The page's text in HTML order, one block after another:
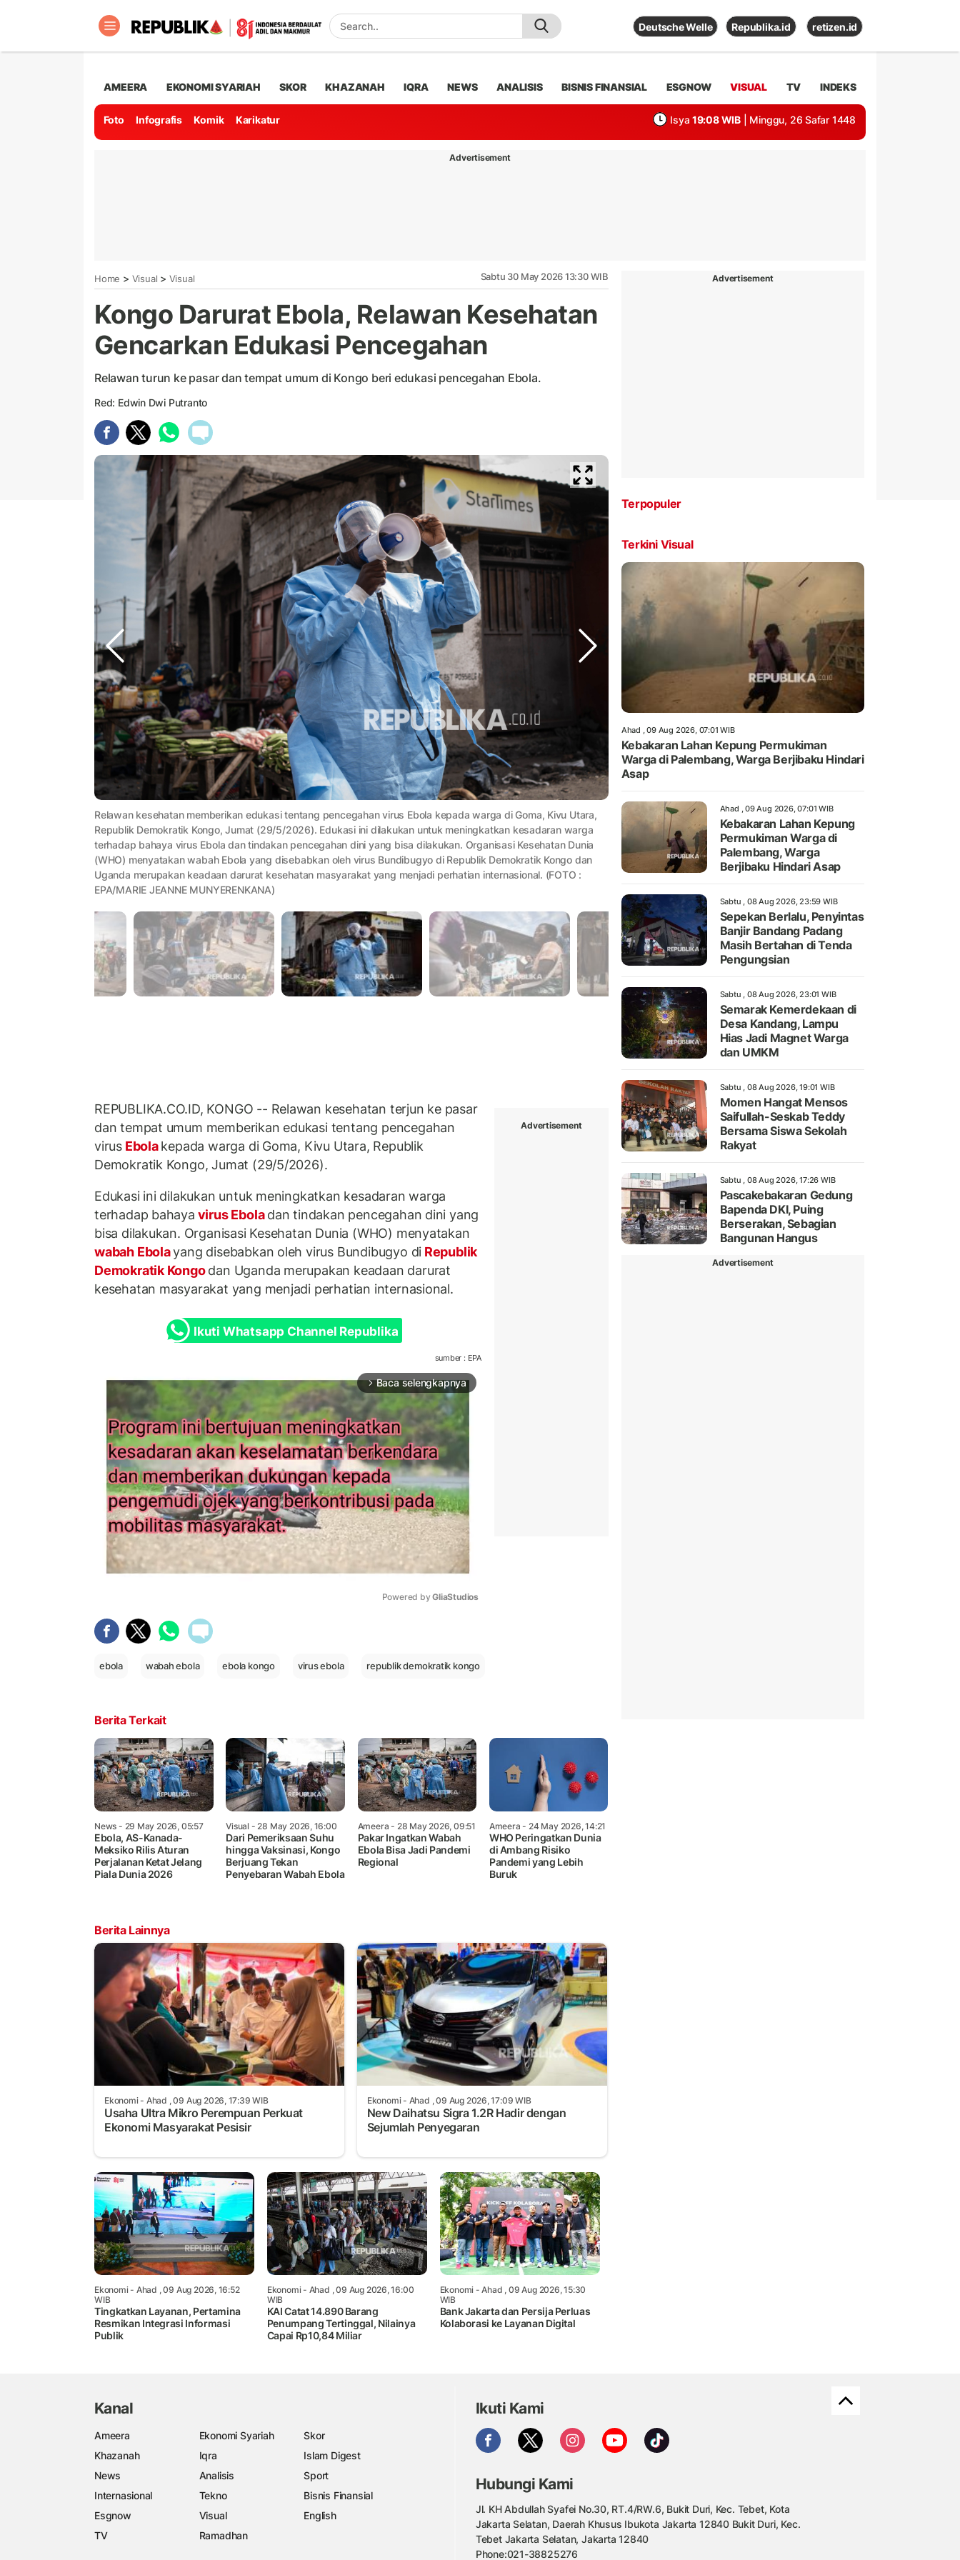
Deutsche Welle Republika.id retizen.id
AMEERA EKONOMI SYARIAH SKOR KHAZANAH IQRA NEWS ANALISIS BISNIS FINANSIAL ESGNOW VISUAL TV INDEKS
Foto Infografis Komik Karikatur Isya 19:08 WIB | Minggu, 26 Safar 1448
Advertisement
Home > Visual > Visual Sabtu 30 May 2026 13:30 WIB
Kongo Darurat Ebola, Relawan Kesehatan
Gencarkan Edukasi Pencegahan
Relawan turun ke pasar dan tempat umum di Kongo beri edukasi pencegahan Ebola.
Red: Edwin Dwi Putranto
Relawan kesehatan memberikan edukasi tentang pencegahan virus Ebola kepada warga di Goma, Kivu Utara,
Republik Demokratik Kongo, Jumat (29/5/2026). Edukasi ini dilakukan untuk meningkatkan kesadaran warga
terhadap bahaya virus Ebola dan tindakan pencegahan dini yang bisa dilakukan. Organisasi Kesehatan Dunia
(WHO) menyatakan wabah Ebola yang disebabkan oleh virus Bundibugyo di Republik Demokratik Kongo dan
Uganda merupakan keadaan darurat kesehatan masyarakat yang menjadi perhatian internasional. (FOTO :
EPA/MARIE JEANNE MUNYERENKANA)
REPUBLIKA.CO.ID, KONGO -- Relawan kesehatan terjun ke pasar
dan tempat umum memberikan edukasi tentang pencegahan
virusEbolakepada warga di Goma, Kivu Utara, Republik
Demokratik Kongo, Jumat (29/5/2026).
Edukasi ini dilakukan untuk meningkatkan kesadaran warga
terhadap bahaya virus Eboladan tindakan pencegahan dini yang
bisa dilakukan. Organisasi Kesehatan Dunia (WHO) menyatakan
wabah Ebolayang disebabkan oleh virus Bundibugyo di Republik
Demokratik Kongodan Uganda merupakan keadaan darurat
kesehatan masyarakat yang menjadi perhatian internasional.
Ikuti Whatsapp Channel Republika
sumber : EPA
arrow_forward_ios Baca selengkapnya
Powered by GliaStudios
Advertisement
ebola wabah ebola ebola kongo virus ebola republik demokratik kongo
Berita Terkait
News - 29 May 2026, 05:57
Ebola, AS-Kanada-
Meksiko Rilis Aturan
Perjalanan Ketat Jelang
Piala Dunia 2026
Visual - 28 May 2026, 16:00
Dari Pemeriksaan Suhu
hingga Vaksinasi, Kongo
Berjuang Tekan
Penyebaran Wabah Ebola
Ameera - 28 May 2026, 09:51
Pakar Ingatkan Wabah
Ebola Bisa Jadi Pandemi
Regional
Ameera - 24 May 2026, 14:21
WHO Peringatkan Dunia
di Ambang Risiko
Pandemi yang Lebih
Buruk
Berita Lainnya
Ekonomi- Ahad , 09 Aug 2026, 17:39 WIB
Usaha Ultra Mikro Perempuan Perkuat
Ekonomi Masyarakat Pesisir
Ekonomi- Ahad , 09 Aug 2026, 17:09 WIB
New Daihatsu Sigra 1.2R Hadir dengan
Sejumlah Penyegaran
Ekonomi- Ahad , 09 Aug 2026, 16:52
WIB
Tingkatkan Layanan, Pertamina
Resmikan Integrasi Informasi
Publik
Ekonomi- Ahad , 09 Aug 2026, 16:00
WIB
KAI Catat 14.890 Barang
Penumpang Tertinggal, Nilainya
Capai Rp10,84 Miliar
Ekonomi - Ahad , 09 Aug 2026, 15:30
WIB
Bank Jakarta dan Persija Perluas
Kolaborasi ke Layanan Digital
Advertisement
Terpopuler
Terkini Visual
Ahad , 09 Aug 2026, 07:01 WIB
Kebakaran Lahan Kepung Permukiman
Warga di Palembang, Warga Berjibaku Hindari
Asap
Ahad , 09 Aug 2026, 07:01 WIB
Kebakaran Lahan Kepung
Permukiman Warga di
Palembang, Warga
Berjibaku Hindari Asap
Sabtu , 08 Aug 2026, 23:59 WIB
Sepekan Berlalu, Penyintas
Banjir Bandang Padang
Masih Bertahan di Tenda
Pengungsian
Sabtu , 08 Aug 2026, 23:01 WIB
Semarak Kemerdekaan di
Desa Kandang, Lampu
Hias Jadi Magnet Warga
dan UMKM
Sabtu , 08 Aug 2026, 19:01 WIB
Momen Hangat Mensos
Saifullah-Seskab Teddy
Bersama Siswa Sekolah
Rakyat
Sabtu , 08 Aug 2026, 17:26 WIB
Pascakebakaran Gedung
Bapenda DKI, Puing
Berserakan, Sebagian
Bangunan Hangus
Advertisement
Kanal
Ameera Ekonomi Syariah
Skor
Khazanah
Iqra
Islam Digest
News
Analisis
Sport
Internasional
Tekno
Bisnis Finansial
Esgnow
Visual
English
TV
Ramadhan
Ikuti Kami
Hubungi Kami
Jl. KH Abdullah Syafei No.30, RT.4/RW.6, Bukit Duri, Kec. Tebet, Kota
Jakarta Selatan, Daerah Khusus Ibukota Jakarta 12840 Bukit Duri, Kec.
Tebet Jakarta Selatan, Jakarta 12840
Phone:021-38825276